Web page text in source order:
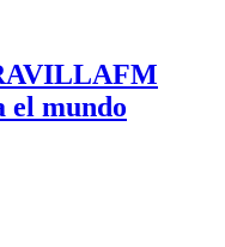
el mundo